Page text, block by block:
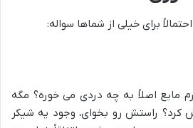
برای خیلی از شماها سواله:
1000 میلی گرم مایع اصلاً به چه دردی می خوره؟ مگه
راستش رو بخوای، وجود یه شیکر